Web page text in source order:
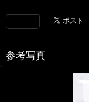
参考写真